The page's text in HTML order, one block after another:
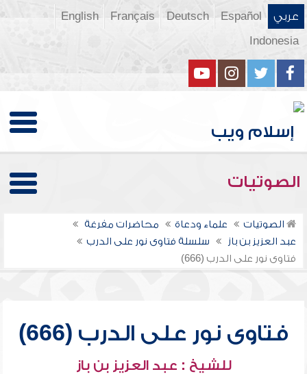
عربي Español
Deutsch
Français
English
Indonesia
الصوتيات
الصوتيات علماء ودعاة
محاضرات مفرغة
عبد العزيز بن باز
سلسلة فتاوى نور على الدرب
فتاوى نور على الدرب (666)
فتاوى نور على الدرب (666)
للشيخ : عبد العزيز بن باز